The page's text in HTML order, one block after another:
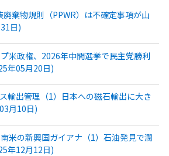
廃棄物規則（PPWR）は不確定事項が山
日)
米政権、2026年中間選挙で民主党勝利
年05月20日)
輸出管理（1）日本への磁石輸出に大き
月10日)
米の新興国ガイアナ（1）石油発見で潤
年12月12日)